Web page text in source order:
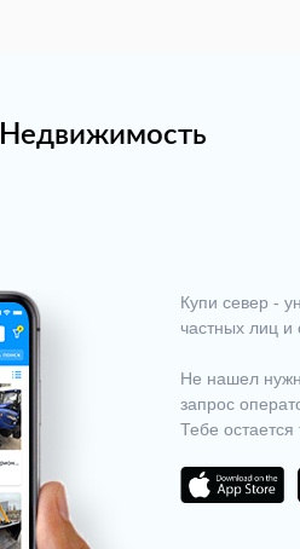
Недвижимость
Купи север -
частных лиц и
Не нашел
запрос
Тебе остается